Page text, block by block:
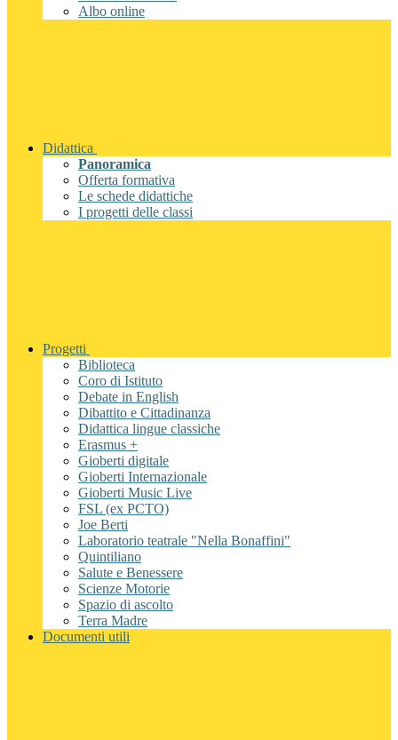
Albo online
Didattica
Panoramica
Offerta formativa
Le schede didattiche
I progetti delle classi
Progetti
Biblioteca
Coro di Istituto
Debate in English
Dibattito e Cittadinanza
Didattica lingue classiche
Erasmus +
Gioberti digitale
Gioberti Internazionale
Gioberti Music Live
FSL (ex PCTO)
Joe Berti
Laboratorio teatrale "Nella Bonaffini"
Quintiliano
Salute e Benessere
Scienze Motorie
Spazio di ascolto
Terra Madre
Documenti utili